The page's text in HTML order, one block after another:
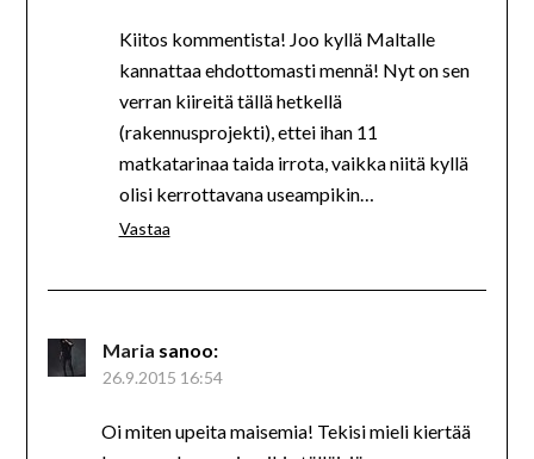
Kiitos kommentista! Joo kyllä Maltalle
kannattaa ehdottomasti mennä! Nyt on sen
verran kiireitä tällä hetkellä
(rakennusprojekti), ettei ihan 11
matkatarinaa taida irrota, vaikka niitä kyllä
olisi kerrottavana useampikin…
Vastaa
Maria sanoo:
26.9.2015 16:54
Oi miten upeita maisemia! Tekisi mieli kiertää